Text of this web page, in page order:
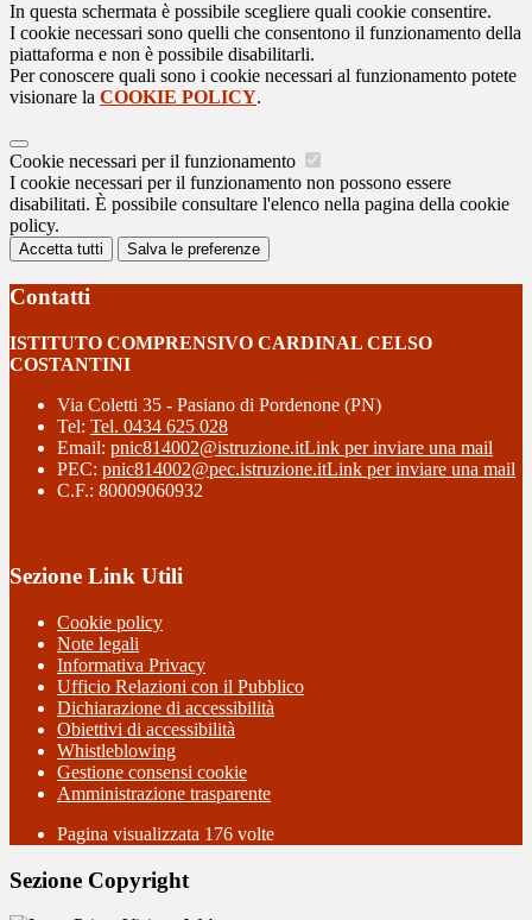
In questa schermata è possibile scegliere quali cookie consentire.
I cookie necessari sono quelli che consentono il funzionamento della
piattaforma e non è possibile disabilitarli.
Per conoscere quali sono i cookie necessari al funzionamento potete
visionare la COOKIE POLICY.
Cookie necessari per il funzionamento
I cookie necessari per il funzionamento non possono essere
disabilitati. È possibile consultare l'elenco nella pagina della cookie
policy.
Accetta tutti Salva le preferenze
Contatti
ISTITUTO COMPRENSIVO CARDINAL CELSO
COSTANTINI
Via Coletti 35 - Pasiano di Pordenone (PN)
Tel: Tel. 0434 625 028
Email: pnic814002@istruzione.itLink per inviare una mail
PEC: pnic814002@pec.istruzione.itLink per inviare una mail
C.F.: 80009060932
Sezione Link Utili
Cookie policy
Note legali
Informativa Privacy
Ufficio Relazioni con il Pubblico
Dichiarazione di accessibilità
Obiettivi di accessibilità
Whistleblowing
Gestione consensi cookie
Amministrazione trasparente
Pagina visualizzata 176 volte
Sezione Copyright